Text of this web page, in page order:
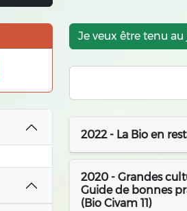
Je veux être tenu au
2022 - La Bio en
2020 - Grandes
Guide de bonnes
(Bio Civam 11)